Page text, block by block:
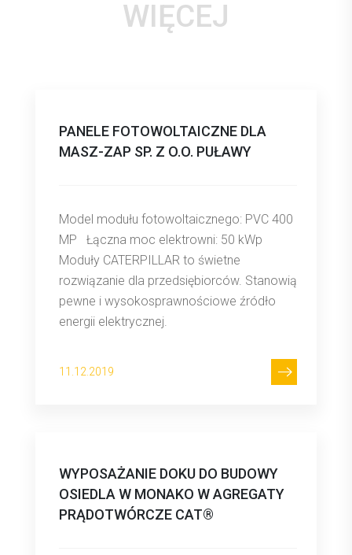
WIĘCEJ
PANELE FOTOWOLTAICZNE DLA
MASZ-ZAP SP. Z O.O. PUŁAWY
Model modułu fotowoltaicznego: PVC 400
MP Łączna moc elektrowni: 50 kWp
Moduły CATERPILLAR to świetne
rozwiązanie dla przedsiębiorców. Stanowią
pewne i wysokosprawnościowe źródło
energii elektrycznej.
11.12.2019
WYPOSAŻANIE DOKU DO BUDOWY
OSIEDLA W MONAKO W AGREGATY
PRĄDOTWÓRCZE CAT®